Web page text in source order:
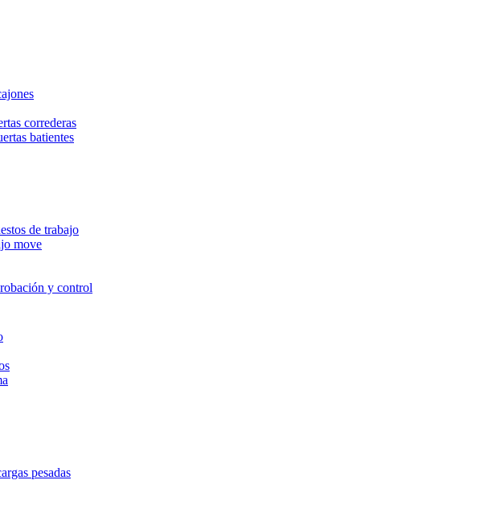
correderas
batientes
de trabajo
move
y control
pesadas